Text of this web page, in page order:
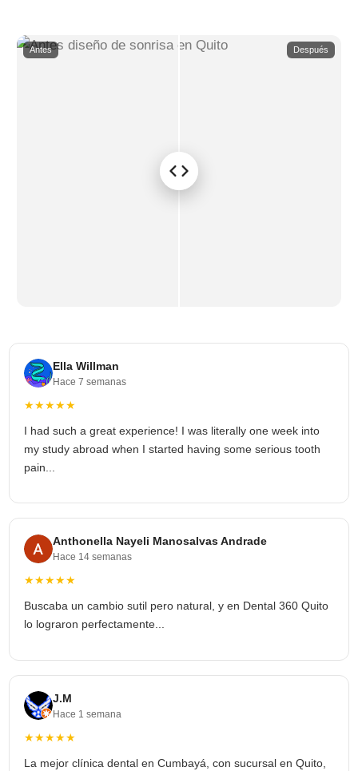
Antes Después
Ella Willman
Hace 7 semanas
★★★★★
I had such a great experience! I was literally one week into
my study abroad when I started having some serious tooth
pain...
Anthonella Nayeli Manosalvas Andrade
Hace 14 semanas
★★★★★
Buscaba un cambio sutil pero natural, y en Dental 360 Quito
lo lograron perfectamente...
J.M
Hace 1 semana
★★★★★
La mejor clínica dental en Cumbayá, con sucursal en Quito,